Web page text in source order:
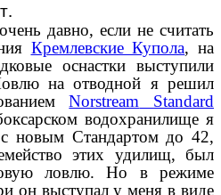
давно, если не считать
Кремлевские Купола, на
оснастки выступили
на отводной я решил
Norstream
Standard
водохранилище я
новым Стандартом до 42,
этих удилищ, был
ловлю. Но в режиме
он выступал у меня в виде